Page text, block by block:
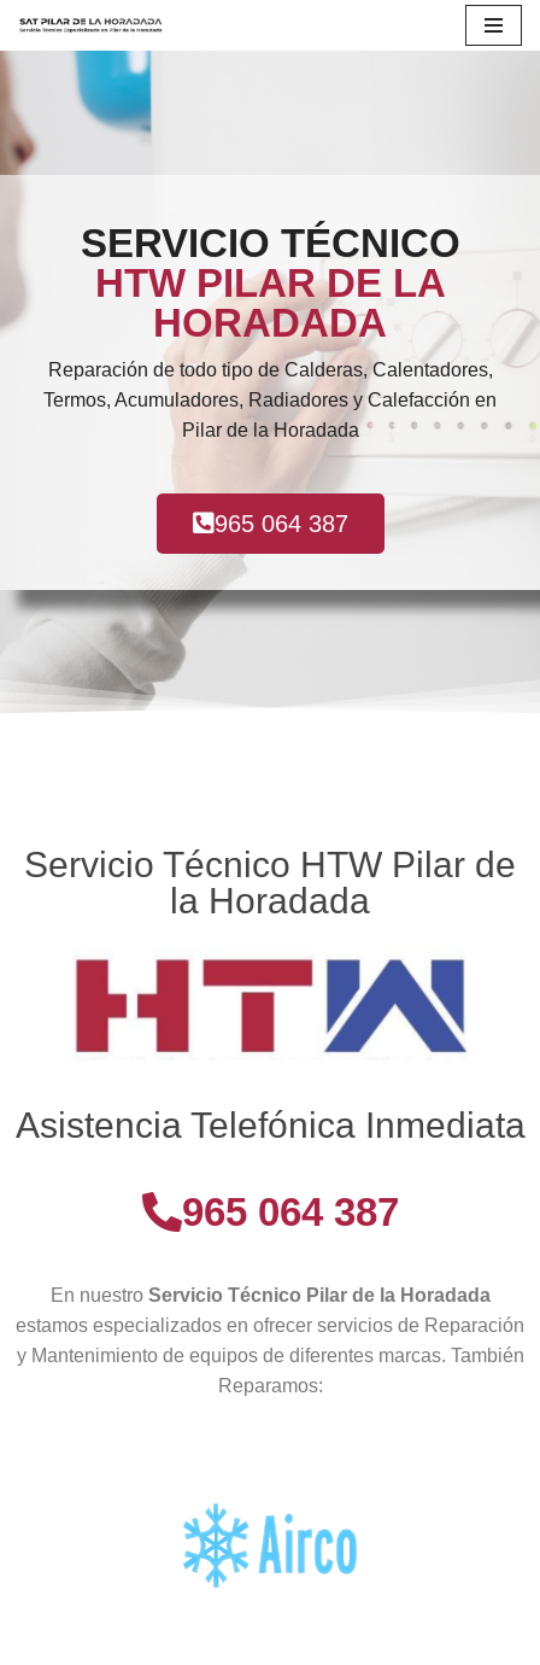
contenido
SERVICIO TÉCNICO
HTW PILAR DE LA
HORADADA
Reparación de todo tipo de Calderas, Calentadores,
Termos, Acumuladores, Radiadores y Calefacción en
Pilar de la Horadada
965 064 387
Servicio Técnico HTW Pilar de
la Horadada
Asistencia Telefónica Inmediata
965 064 387
En nuestro Servicio Técnico Pilar de la Horadada
estamos especializados en ofrecer servicios de Reparación
y Mantenimiento de equipos de diferentes marcas. También
Reparamos: